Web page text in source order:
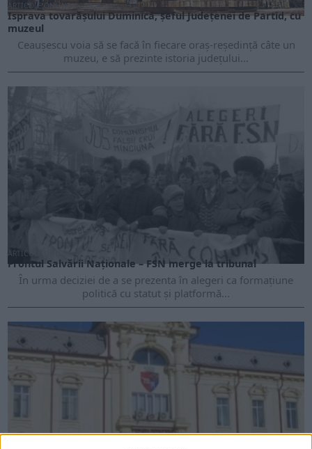
ARTICOLE ONLINE
Isprava tovarășului Duminică, șeful Județenei de Partid, cu
muzeul
Ceaușescu voia să se facă în fiecare oraș-reședință câte un
muzeu, e să prezinte istoria județului...
ARTICOLE ONLINE
Frontul Salvării Naţionale – FSN merge la tribunal
În urma deciziei de a se prezenta în alegeri ca formaţiune
politică cu statut şi platformă...